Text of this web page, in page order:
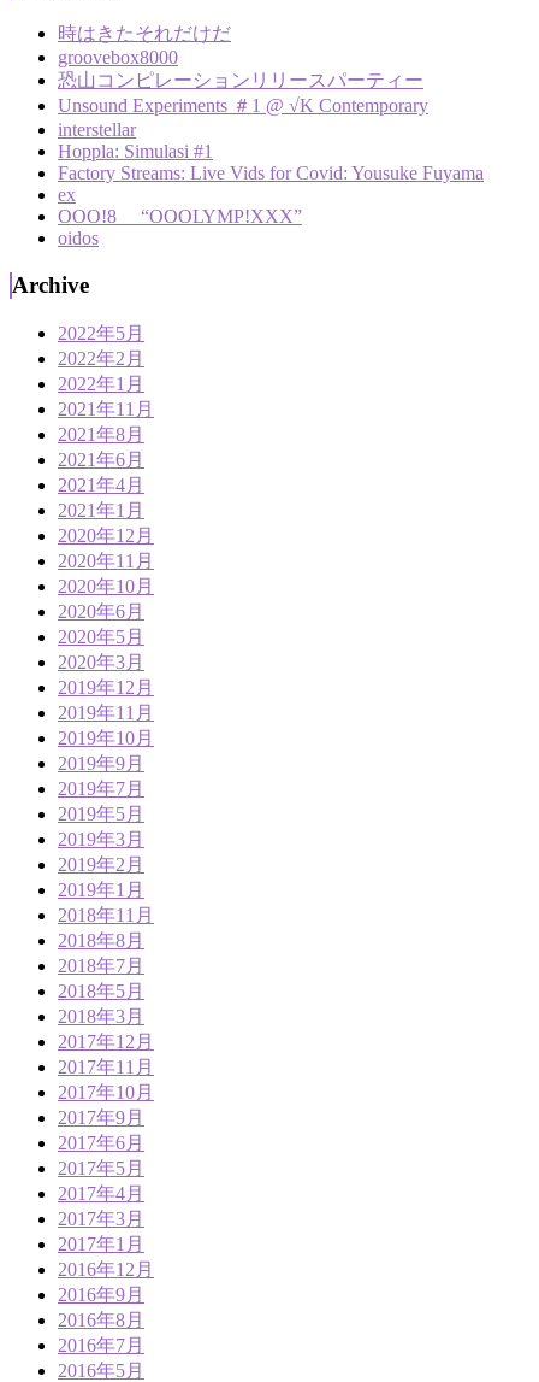
時はきたそれだけだ
groovebox8000
恐山コンピレーションリリースパーティー
Unsound Experiments ＃1 @ √K Contemporary
interstellar
Hoppla: Simulasi #1
Factory Streams: Live Vids for Covid: Yousuke Fuyama
ex
OOO!8 “OOOLYMP!XXX”
oidos
Archive
2022年5月
2022年2月
2022年1月
2021年11月
2021年8月
2021年6月
2021年4月
2021年1月
2020年12月
2020年11月
2020年10月
2020年6月
2020年5月
2020年3月
2019年12月
2019年11月
2019年10月
2019年9月
2019年7月
2019年5月
2019年3月
2019年2月
2019年1月
2018年11月
2018年8月
2018年7月
2018年5月
2018年3月
2017年12月
2017年11月
2017年10月
2017年9月
2017年6月
2017年5月
2017年4月
2017年3月
2017年1月
2016年12月
2016年9月
2016年8月
2016年7月
2016年5月